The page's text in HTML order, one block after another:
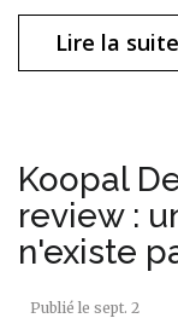
Lire la suite
Koopal
review :
n'existe
Publié le sept. 2